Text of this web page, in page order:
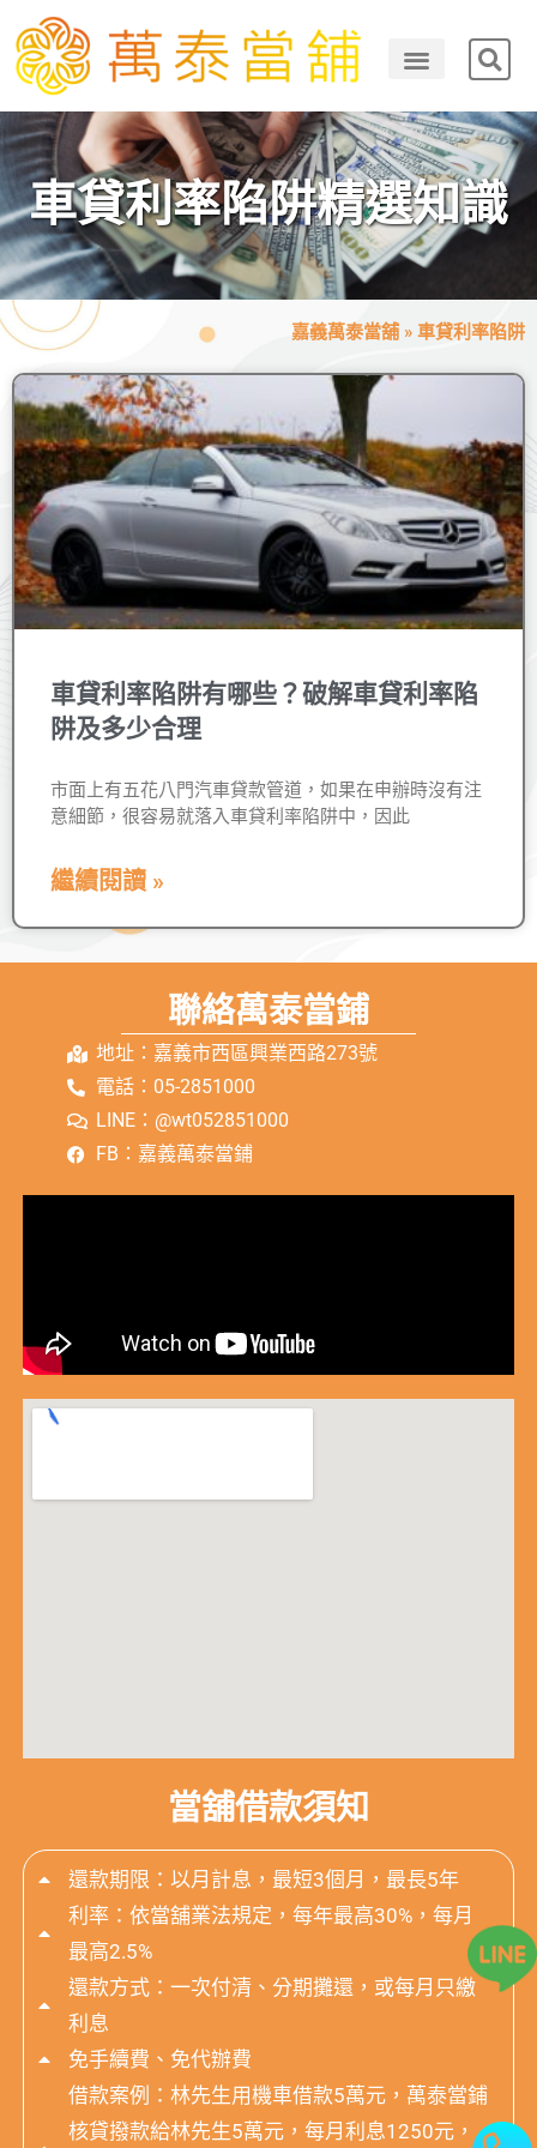
車貸利率陷阱精選知識
嘉義萬泰當舖 » 車貸利率陷阱
車貸利率陷阱有哪些？破解車貸利率陷
阱及多少合理
市面上有五花八門汽車貸款管道，如果在申辦時沒有注
意細節，很容易就落入車貸利率陷阱中，因此
繼續閱讀 »
當舖借款須知
還款期限：以月計息，最短3個月，最長5年
利率：依當舖業法規定，每年最高30%，每月
最高2.5%
還款方式：一次付清、分期攤還，或每月只繳
利息
免手續費、免代辦費
借款案例：林先生用機車借款5萬元，萬泰當鋪
核貸撥款給林先生5萬元，每月利息1250元，
聯絡萬泰當鋪
地址：嘉義市西區興業西路273號
電話：05-2851000
LINE：@wt052851000
FB：嘉義萬泰當鋪